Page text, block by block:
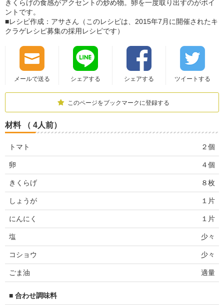
きくらげの食感がアクセントの炒め物。卵を一度取り出すのがポイ
ントです。
■レシピ作成：アサさん（このレシピは、2015年7月に開催されたキ
クラゲレシピ募集の採用レシピです）
メールで送る シェアする シェアする ツイートする
このページをブックマークに登録する
材料 （ 4人前）
トマト ２個
卵 ４個
きくらげ ８枚
しょうが １片
にんにく １片
塩 少々
コショウ 少々
ごま油 適量
■ 合わせ調味料